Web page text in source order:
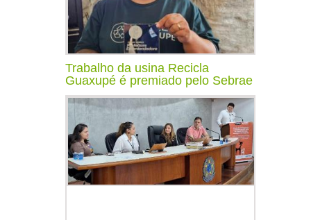
Trabalho da usina Recicla
Guaxupé é premiado pelo Sebrae